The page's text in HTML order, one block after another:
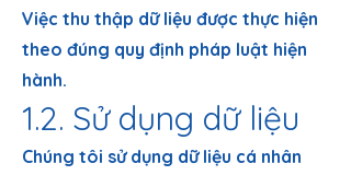
Việc thu thập dữ liệu được thực hiện
theo đúng quy định pháp luật hiện
hành.
1.2. Sử dụng dữ liệu
Chúng tôi sử dụng dữ liệu cá nhân